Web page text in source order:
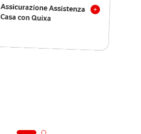
Assicurazione Assistenza
Casa con Quixa